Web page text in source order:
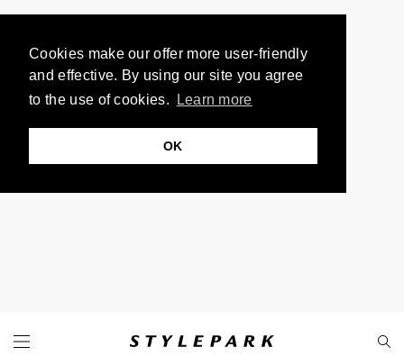
Cookies make our offer more user-friendly
and effective. By using our site you agree
to the use of cookies.
Learn more
OK